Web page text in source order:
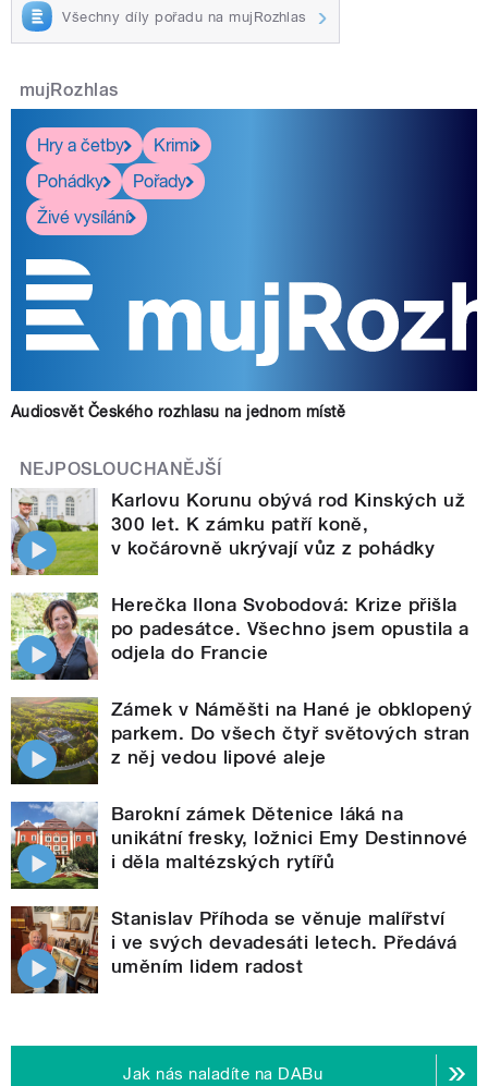
Všechny díly pořadu na mujRozhlas
mujRozhlas
Hry a četby
Krimi
Pohádky
Pořady
Živé vysílání
Audiosvět Českého rozhlasu na jednom místě
NEJPOSLOUCHANĚJŠÍ
Karlovu Korunu obývá rod Kinských už
300 let. K zámku patří koně,
v kočárovně ukrývají vůz z pohádky
Herečka Ilona Svobodová: Krize přišla
po padesátce. Všechno jsem opustila a
odjela do Francie
Zámek v Náměšti na Hané je obklopený
parkem. Do všech čtyř světových stran
z něj vedou lipové aleje
Barokní zámek Dětenice láká na
unikátní fresky, ložnici Emy Destinnové
i děla maltézských rytířů
Stanislav Příhoda se věnuje malířství
i ve svých devadesáti letech. Předává
uměním lidem radost
Jak nás naladíte na DABu